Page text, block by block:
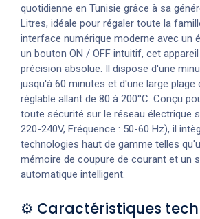
quotidienne en Tunisie grâce à sa
Litres, idéale pour régaler toute la
interface numérique moderne avec un
un bouton ON / OFF intuitif, cet
précision absolue. Il dispose d'une
jusqu'à 60 minutes et d'une large plage
réglable allant de 80 à 200°C. Conçu
toute sécurité sur le réseau électrique
220-240V, Fréquence : 50-60 Hz), il
technologies haut de gamme telles
mémoire de coupure de courant et un
automatique intelligent.
⚙️ Caractéristiques